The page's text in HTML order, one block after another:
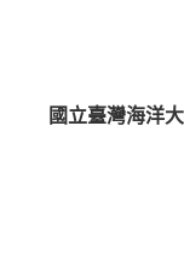
國立臺灣海洋